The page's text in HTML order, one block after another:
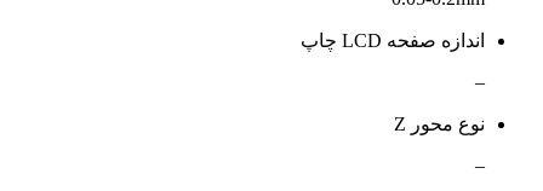
اندازه صفحه LCD چاپ
–
نوع محور Z
–